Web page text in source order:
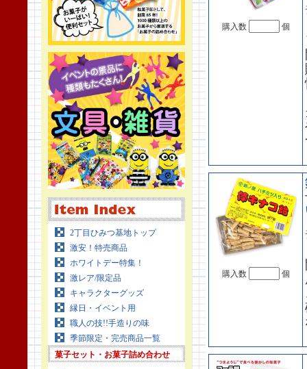
2丁目ひみつ基地トップ
激安！特売商品
ホワイトデー特集！
激レア/限定品
キャラクターグッズ
縁日・イベント用
職人の技!!手造りの味
季節限定・完売商品一覧
菓子セット・お菓子詰め合わせ
購入数 個
購入数 個